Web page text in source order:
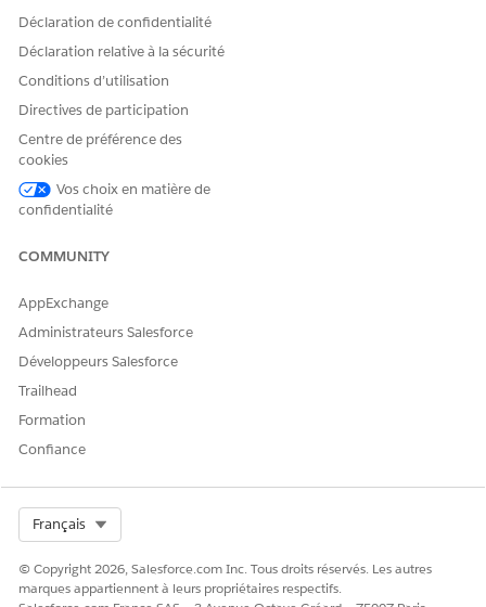
Dites-nous ce que nous pouvons améliorer !
Oui
Déclaration de confidentialité
Déclaration relative à la sécurité
Conditions d’utilisation
Directives de participation
Centre de préférence des
cookies
Vos choix en matière de
confidentialité
COMMUNITY
AppExchange
Administrateurs Salesforce
Développeurs Salesforce
Trailhead
Formation
Confiance
Français
© Copyright 2026, Salesforce.com Inc. Tous droits réservés. Les autres
marques appartiennent à leurs propriétaires respectifs.